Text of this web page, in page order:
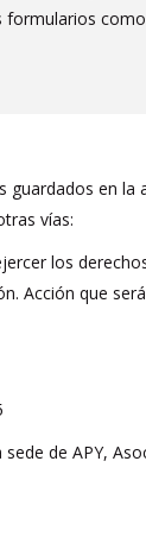
formularios
guardados en la
vías:
los
Acción que
de APY,